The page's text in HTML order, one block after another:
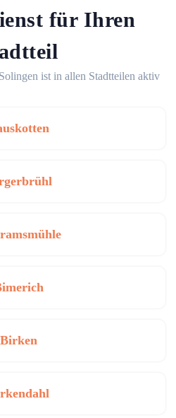
für Ihren
ist in allen Stadtteilen aktiv
Birken